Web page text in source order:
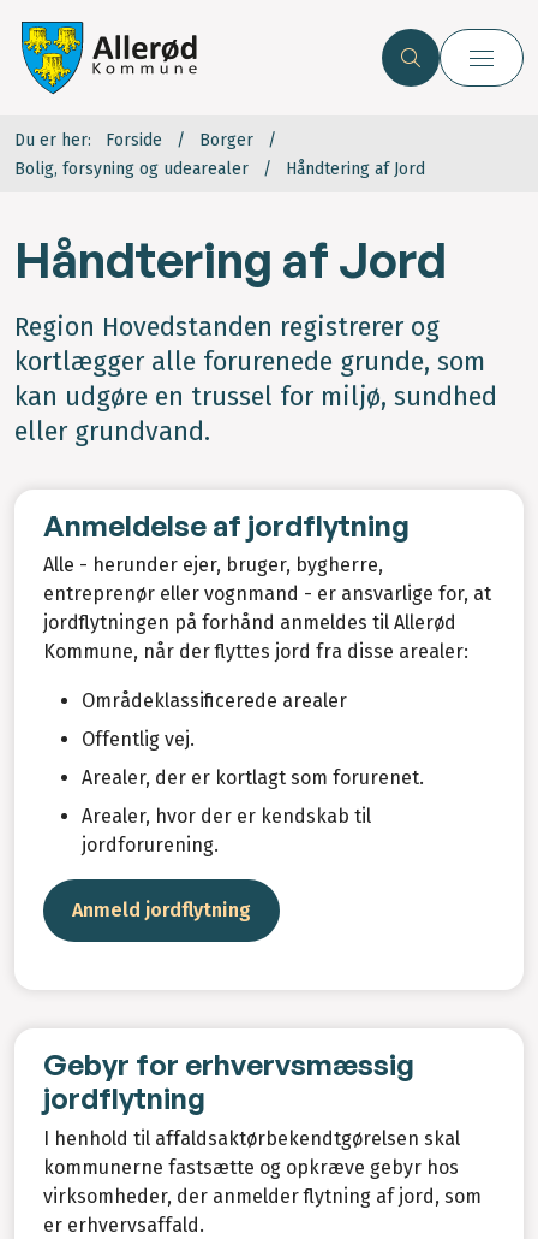
Du er her: Forside
Borger
Bolig, forsyning og udearealer
Håndtering af Jord
Håndtering af Jord
Region Hovedstanden registrerer og
kortlægger alle forurenede grunde, som
kan udgøre en trussel for miljø, sundhed
eller grundvand.
Anmeldelse af jordflytning
Alle - herunder ejer, bruger, bygherre,
entreprenør eller vognmand - er ansvarlige for, at
jordflytningen på forhånd anmeldes til Allerød
Kommune, når der flyttes jord fra disse arealer:
Områdeklassificerede arealer
Offentlig vej.
Arealer, der er kortlagt som forurenet.
Arealer, hvor der er kendskab til
jordforurening.
Anmeld jordflytning
Gebyr for erhvervsmæssig
jordflytning
I henhold til affaldsaktørbekendtgørelsen skal
kommunerne fastsætte og opkræve gebyr hos
virksomheder, der anmelder flytning af jord, som
er erhvervsaffald.